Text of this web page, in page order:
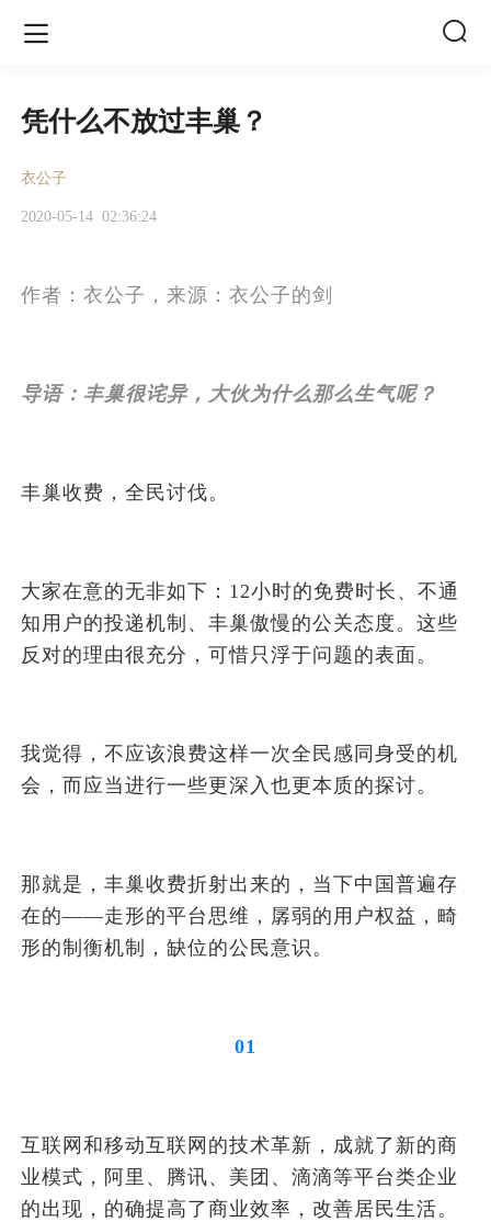
 
凭什么不放过丰巢？
衣公子
2020-05-14 02:36:24
作者：衣公子，来源：衣公子的剑
导语： 丰巢很诧异，大伙为什么那么生气呢？
丰巢收费，全民讨伐。
大家在意的无非如下：12小时的免费时长、不通
知用户的投递机制、丰巢傲慢的公关态度。这些
反对的理由很充分，可惜只浮于问题的表面。
我觉得，不应该浪费这样一次全民感同身受的机
会，而应当进行一些更深入也更本质的探讨。
那就是，丰巢收费折射出来的，当下中国普遍存
在的——走形的平台思维，孱弱的用户权益，畸
形的制衡机制，缺位的公民意识。
01
互联网和移动互联网的技术革新，成就了新的商
业模式，阿里、腾讯、美团、滴滴等平台类企业
的出现，的确提高了商业效率，改善居民生活。